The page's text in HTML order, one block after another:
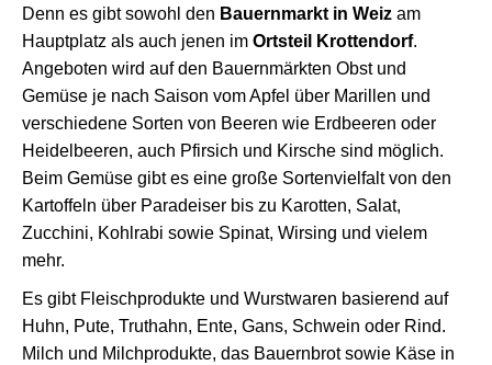
Denn es gibt sowohl den Bauernmarkt in Weiz am
Hauptplatz als auch jenen im Ortsteil Krottendorf.
Angeboten wird auf den Bauernmärkten Obst und
Gemüse je nach Saison vom Apfel über Marillen und
verschiedene Sorten von Beeren wie Erdbeeren oder
Heidelbeeren, auch Pfirsich und Kirsche sind möglich.
Beim Gemüse gibt es eine große Sortenvielfalt von den
Kartoffeln über Paradeiser bis zu Karotten, Salat,
Zucchini, Kohlrabi sowie Spinat, Wirsing und vielem
mehr.
Es gibt Fleischprodukte und Wurstwaren basierend auf
Huhn, Pute, Truthahn, Ente, Gans, Schwein oder Rind.
Milch und Milchprodukte, das Bauernbrot sowie Käse in